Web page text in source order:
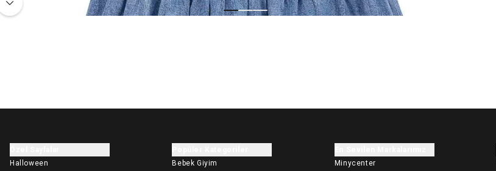
Halloween
Bebek Giyim
Minycenter